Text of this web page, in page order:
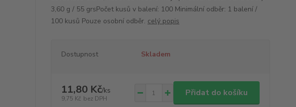
3,60 g / 55 grsPočet kusů v balení: 100 Minimální odběr: 1 balení /
100 kusů Pouze osobní odběr. celý popis
Dostupnost Skladem
11,80 Kč/ks
9,75 Kč bez DPH
Přidat do košíku